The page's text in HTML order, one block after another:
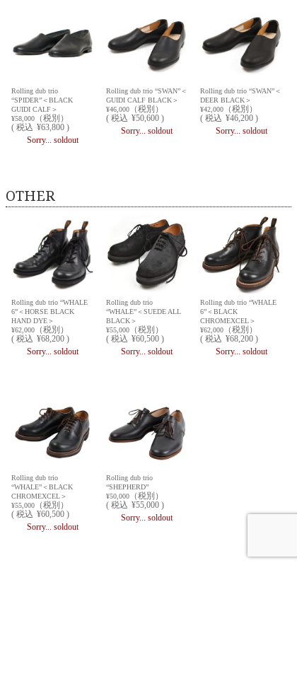
Rolling dub trio
“SPIDER”＜BLACK
GUIDI CALF＞
¥58,000
（税別）
(税込 ¥63,800 )
Sorry... soldout
Rolling dub trio “SWAN”＜
GUIDI CALF BLACK＞
¥46,000（税別）
( 税込 ¥50,600 )
Sorry... soldout
Rolling dub trio “SWAN”＜
DEER BLACK＞
¥42,000（税別）
( 税込 ¥46,200 )
Sorry... soldout
OTHER
Rolling dub trio “WHALE
6”＜HORSE BLACK
HAND DYE＞
¥62,000
（税別）
(税込 ¥68,200 )
Sorry... soldout
Rolling dub trio
“WHALE”＜SUEDE ALL
BLACK＞
¥55,000（税別）
( 税込 ¥60,500 )
Sorry... soldout
Rolling dub trio “WHALE
6”＜BLACK
CHROMEXCEL＞
¥62,000（税別）
( 税込 ¥68,200 )
Sorry... soldout
Rolling dub trio
“WHALE”＜BLACK
CHROMEXCEL＞
¥55,000
（税別）
(税込 ¥60,500 )
Sorry... soldout
Rolling dub trio
“SHEPHERD”
¥50,000（税別）
( 税込 ¥55,000 )
Sorry... soldout